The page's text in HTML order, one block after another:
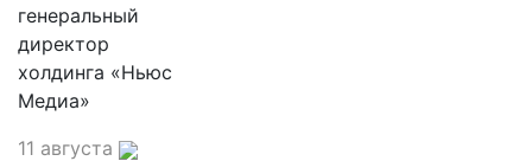
генеральный
директор
холдинга «Ньюс
Медиа»
11 августа